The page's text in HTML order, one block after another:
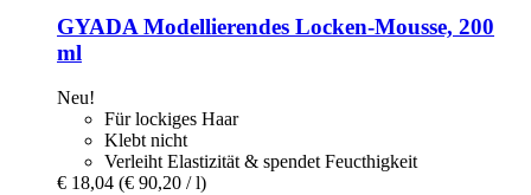
GYADA Modellierendes Locken-​Mousse, 200
ml
Neu!
Für lockiges Haar
Klebt nicht
Verleiht Elastizität & spendet Feucthigkeit
€ 18,04 (€ 90,20 / l)